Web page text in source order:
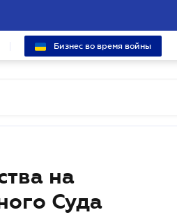
Бизнес во время войны
на
Суда